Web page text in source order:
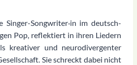
Singer-Songwriter·in im deutsch-
Pop, reflektiert in ihren Liedern
kreativer und neurodivergenter
Sie schreckt dabei nicht